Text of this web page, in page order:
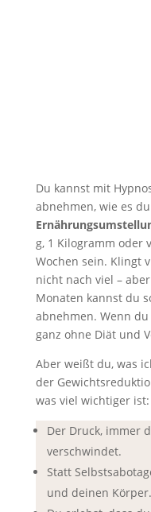
Du kannst mit
abnehmen, wie es
g, 1 Kilogramm oder
Wochen sein. Klingt
nicht nach viel –
Monaten kannst du
abnehmen. Wenn
ganz ohne Diät und
Aber weißt du, was
der
was viel wichtiger ist:
Der Druck, immer
verschwindet.
Statt
und deinen Körper.